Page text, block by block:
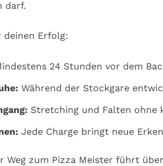
darf.
deinen Erfolg:
24 Stunden vor dem
Während der Stockgare
Stretching und Falten ohne
Jede Charge bringt neue
Weg zum Pizza Meister führt